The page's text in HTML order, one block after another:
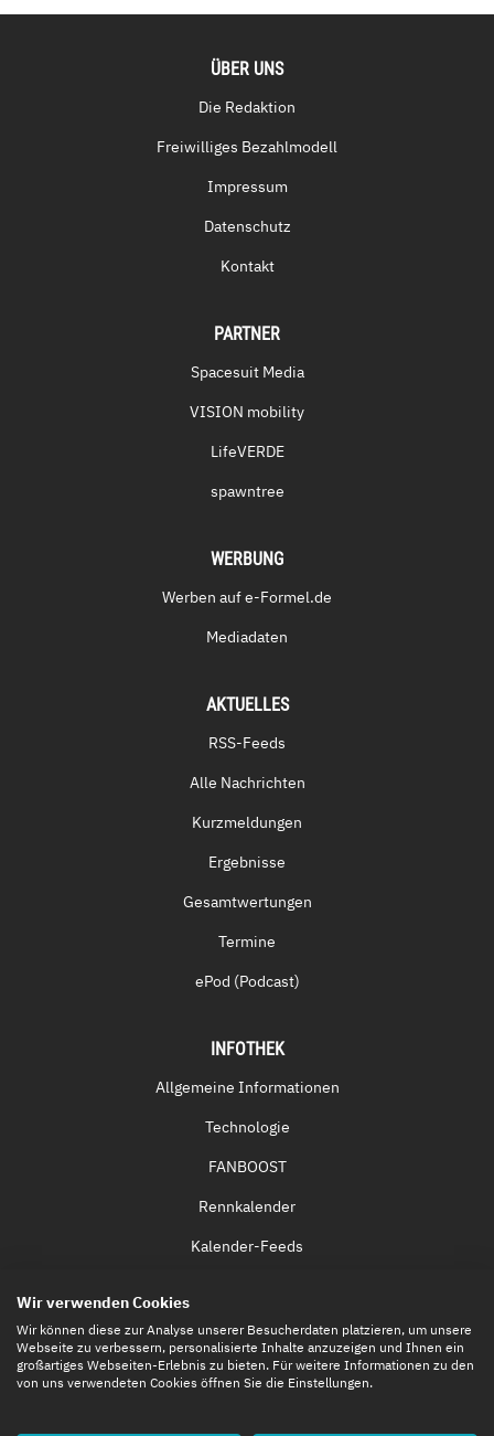
ÜBER UNS
Die Redaktion
Freiwilliges Bezahlmodell
Impressum
Datenschutz
Kontakt
PARTNER
Spacesuit Media
VISION mobility
LifeVERDE
spawntree
WERBUNG
Werben auf e-Formel.de
Mediadaten
AKTUELLES
RSS-Feeds
Alle Nachrichten
Kurzmeldungen
Ergebnisse
Gesamtwertungen
Termine
ePod (Podcast)
INFOTHEK
Allgemeine Informationen
Technologie
FANBOOST
Rennkalender
Kalender-Feeds
Eintrittskarten
Wir verwenden Cookies
Wir können diese zur Analyse unserer Besucherdaten platzieren, um unsere
Webseite zu verbessern, personalisierte Inhalte anzuzeigen und Ihnen ein
großartiges Webseiten-Erlebnis zu bieten. Für weitere Informationen zu den
von uns verwendeten Cookies öffnen Sie die Einstellungen.